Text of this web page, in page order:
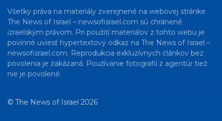
Všetky práva na materiály zverejnené na webovej stránke
The News of Israel – newsofisrael.com sú chránené
izraelským právom. Pri použití materiálov z tohto webu je
povinné uviesť hypertextový odkaz na The News of Israel –
newsofisrael.com. Reprodukcia exkluzívnych článkov bez
povolenia je zakázaná. Používanie fotografií z agentúr tiež
nie je povolené.
© The News of Israel 2026